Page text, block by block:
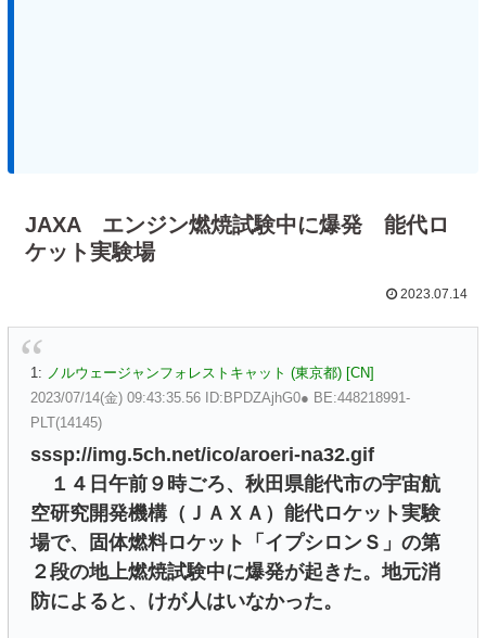
JAXA エンジン燃焼試験中に爆発 能代ロ
ケット実験場
2023.07.14
1: ノルウェージャンフォレストキャット (東京都) [CN]
2023/07/14(金) 09:43:35.56 ID:BPDZAjhG0● BE:448218991-
PLT(14145)
sssp://img.5ch.net/ico/aroeri-na32.gif
１４日午前９時ごろ、秋田県能代市の宇宙航
空研究開発機構（ＪＡＸＡ）能代ロケット実験
場で、固体燃料ロケット「イプシロンＳ」の第
２段の地上燃焼試験中に爆発が起きた。地元消
防によると、けが人はいなかった。